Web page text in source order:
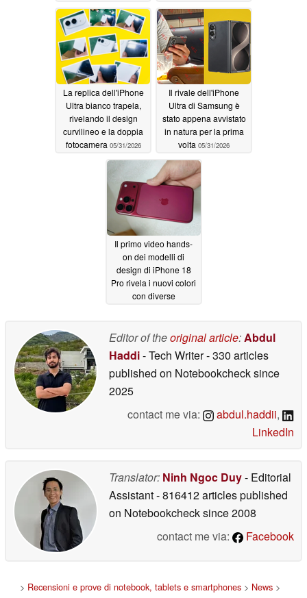
06/01/2026
06/01/2026
La replica dell'iPhone
Ultra bianco trapela,
rivelando il design
curvilineo e la doppia
fotocamera 05/31/2026
Il rivale dell'iPhone
Ultra di Samsung è
stato appena avvistato
in natura per la prima
volta 05/31/2026
Il primo video hands-
on dei modelli di
design di iPhone 18
Pro rivela i nuovi colori
con diverse
Editor of theoriginal article:Abdul
Haddi- Tech Writer- 330 articles
published on Notebookchecksince
2025
contact me via:
abdul.haddii,
LinkedIn
Translator: Ninh Ngoc Duy- Editorial
Assistant- 816412 articles published
on Notebookchecksince 2008
contact me via:
Facebook
> Recensioni e prove di notebook, tablets e smartphones > News >